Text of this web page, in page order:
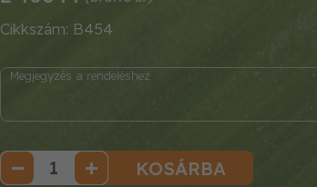
Cikkszám: B454
KOSÁRBA